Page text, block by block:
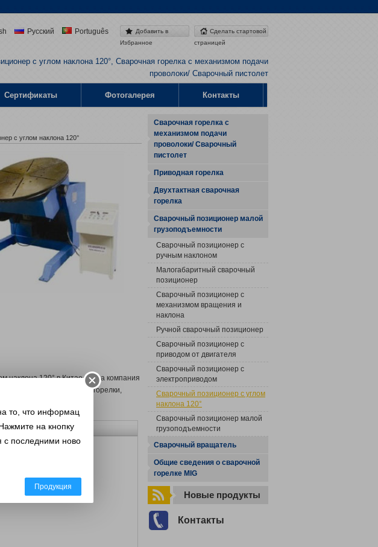
Сделать стартовой
страницей
Добавить в
Избранное
Русский Português
с углом наклона 120°, Сварочная горелка с механизмом подачи
проволоки/ Сварочный пистолет
Сертификаты Фотогалерея Контакты
Сварочная горелка с
механизмом подачи
проволоки/ Сварочный
пистолет
Приводная горелка
Двухтактная сварочная
горелка
Сварочный позиционер малой
грузоподъемности
Сварочный позиционер с
ручным наклоном
Малогабаритный сварочный
позиционер
Сварочный позиционер с
механизмом вращения и
наклона
Ручной сварочный позиционер
Сварочный позиционер с
приводом от двигателя
Сварочный позиционер с
электроприводом
Сварочный позиционер с углом
наклона 120°
Сварочный позиционер малой
грузоподъемности
Сварочный вращатель
Общие сведения о сварочной
горелке MIG
Новые продукты
Контакты
с углом наклона 120°
наклона 120° в Китае, наша компания
охлаждением, приводные горелки,
то, что информац
на кнопку
с последними ново
Продукция